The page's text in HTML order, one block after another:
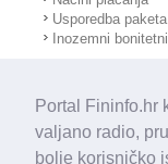
Portal Fininfo.hr
valjano radio,
bolje korisničko
Usporedba paketa
Inozemni